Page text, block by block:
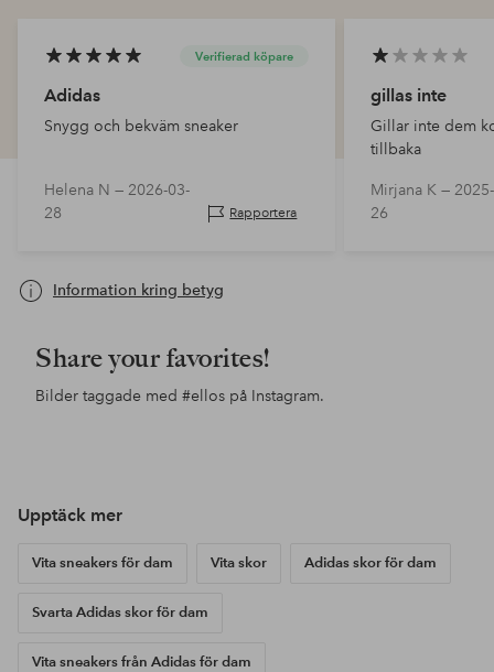
Verifierad köpare
Adidas
Snygg och bekväm sneaker
Helena N — 2026-03-
28
Rapportera
gillas inte
Gillar inte dem
tillbaka
Mirjana K —
26
Information kring betyg
Share your favorites!
Bilder taggade med #ellos på Instagram.
Upptäck mer
Vita sneakers för dam Vita skor Adidas skor för dam
Svarta Adidas skor för dam
Vita sneakers från Adidas för dam